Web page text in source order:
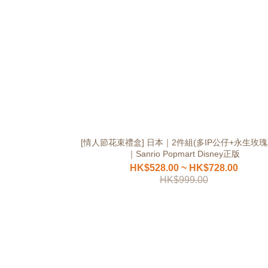
[情人節花束禮盒] 日本｜2件組(多IP公仔+永生玫
｜Sanrio Popmart Disney正版
HK$528.00 ~ HK$728.00
HK$999.00